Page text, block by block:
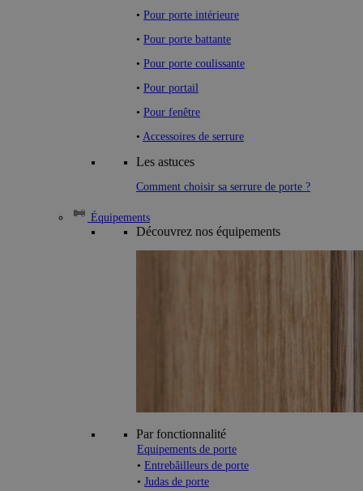
• Pour porte intérieure
• Pour porte battante
• Pour porte coulissante
• Pour portail
• Pour fenêtre
• Accessoires de serrure
Les astuces
Comment choisir sa serrure de porte ?
Équipements
Découvrez nos équipements
Par fonctionnalité
Equipements de porte
• Entrebâilleurs de porte
• Judas de porte